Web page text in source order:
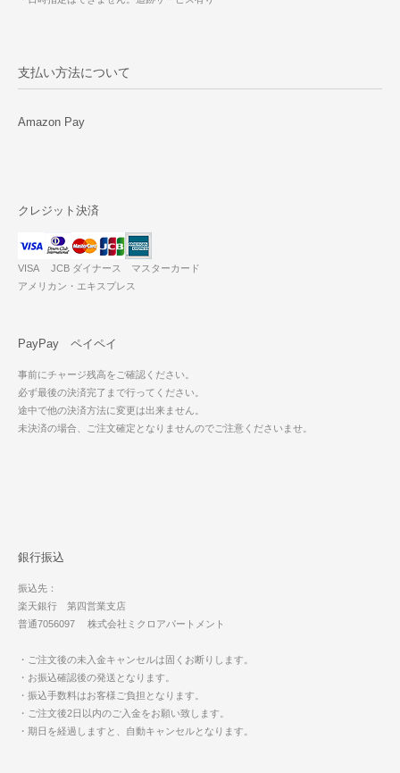
支払い方法について
Amazon Pay
クレジット決済
VISA JCB ダイナース マスターカード
アメリカン・エキスプレス
PayPay ペイペイ
事前にチャージ残高をご確認ください。
必ず最後の決済完了まで行ってください。
途中で他の決済方法に変更は出来ません。
未決済の場合、ご注文確定となりませんのでご注意くださいませ。
銀行振込
振込先：
楽天銀行 第四営業支店
普通7056097 株式会社ミクロアパートメント
・ご注文後の未入金キャンセルは固くお断りします。
・お振込確認後の発送となります。
・振込手数料はお客様ご負担となります。
・ご注文後2日以内のご入金をお願い致します。
・期日を経過しますと、自動キャンセルとなります。